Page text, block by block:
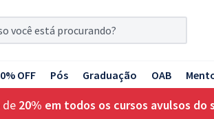
OFF Pós Graduação OAB
de 20% em todos os cursos avulsos do